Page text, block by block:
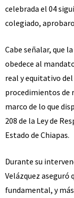
celebrada el 04
colegiado,
Cabe señalar, que
obedece al
real y equitativo
procedimientos de
marco de lo que
208 de la Ley de
Estado de Chiapas.
Durante su
Velázquez aseguró
fundamental, y